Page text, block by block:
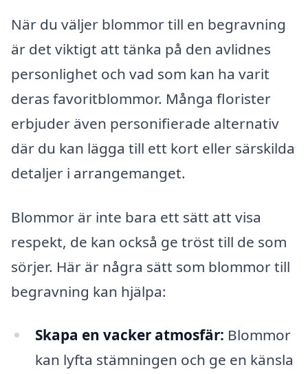
När du väljer blommor till en begravning
är det viktigt att tänka på den avlidnes
personlighet och vad som kan ha varit
deras favoritblommor. Många florister
erbjuder även personifierade alternativ
där du kan lägga till ett kort eller särskilda
detaljer i arrangemanget.
Blommor är inte bara ett sätt att visa
respekt, de kan också ge tröst till de som
sörjer. Här är några sätt som blommor till
begravning kan hjälpa:
Skapa en vacker atmosfär: Blommor
kan lyfta stämningen och ge en känsla